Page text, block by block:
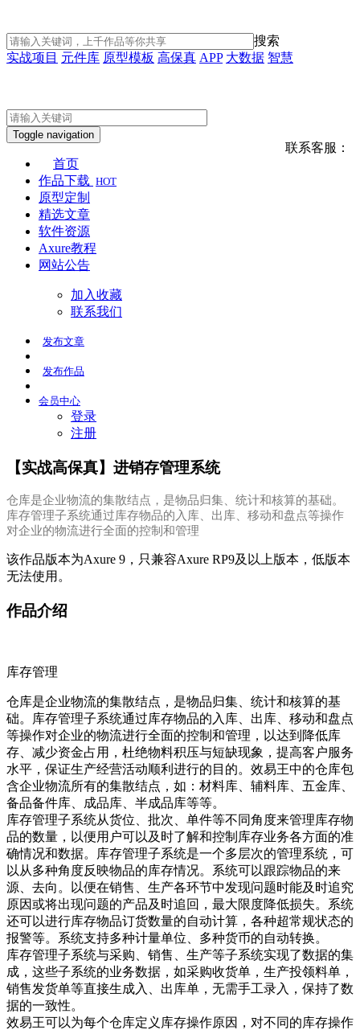
搜索
实战项目 元件库 原型模板 高保真 APP 大数据 智慧
联系客服：
Toggle navigation
首页
作品下载 HOT
原型定制
精选文章
软件资源
Axure教程
网站公告
加入收藏
联系我们
发布文章
发布作品
会员中心
登录
注册
【实战高保真】进销存管理系统
仓库是企业物流的集散结点，是物品归集、统计和核算的基础。
库存管理子系统通过库存物品的入库、出库、移动和盘点等操作
对企业的物流进行全面的控制和管理
该作品版本为Axure 9，只兼容Axure RP9及以上版本，低版本
无法使用。
作品介绍
库存管理
仓库是企业物流的集散结点，是物品归集、统计和核算的基
础。库存管理子系统通过库存物品的入库、出库、移动和盘点
等操作对企业的物流进行全面的控制和管理，以达到降低库
存、减少资金占用，杜绝物料积压与短缺现象，提高客户服务
水平，保证生产经营活动顺利进行的目的。效易王中的仓库包
含企业物流所有的集散结点，如：材料库、辅料库、五金库、
备品备件库、成品库、半成品库等等。
库存管理子系统从货位、批次、单件等不同角度来管理库存物
品的数量，以便用户可以及时了解和控制库存业务各方面的准
确情况和数据。库存管理子系统是一个多层次的管理系统，可
以从多种角度反映物品的库存情况。系统可以跟踪物品的来
源、去向。以便在销售、生产各环节中发现问题时能及时追究
原因或将出现问题的产品及时追回，最大限度降低损失。系统
还可以进行库存物品订货数量的自动计算，各种超常规状态的
报警等。系统支持多种计量单位、多种货币的自动转换。
库存管理子系统与采购、销售、生产等子系统实现了数据的集
成，这些子系统的业务数据，如采购收货单，生产投领料单，
销售发货单等直接生成入、出库单，无需手工录入，保持了数
据的一致性。
效易王可以为每个仓库定义库存操作原因，对不同的库存操作